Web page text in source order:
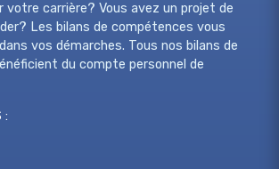
votre carrière? Vous avez un projet de
Les bilans de compétences vous
vos démarches. Tous nos bilans de
du compte personnel de
: